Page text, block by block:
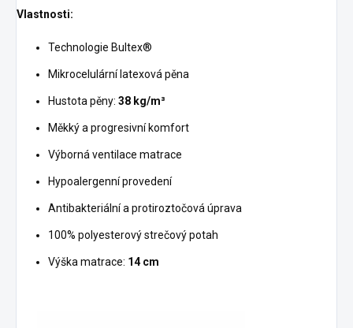
Vlastnosti:
Technologie Bultex®
Mikrocelulární latexová pěna
Hustota pěny: 38 kg/m³
Měkký a progresivní komfort
Výborná ventilace matrace
Hypoalergenní provedení
Antibakteriální a protiroztočová úprava
100% polyesterový strečový potah
Výška matrace: 14 cm